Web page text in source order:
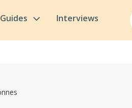
Guides Interviews